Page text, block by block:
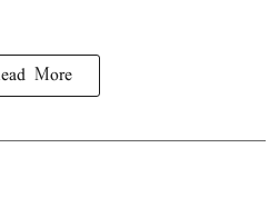
More